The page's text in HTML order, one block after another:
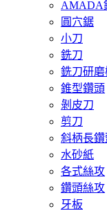
AMADA
圓穴鋸
小刀
銑刀
銑刀研磨
錐型鑽頭
剝皮刀
剪刀
斜柄長鑽
水砂紙
各式絲攻
鑽頭絲攻
牙板